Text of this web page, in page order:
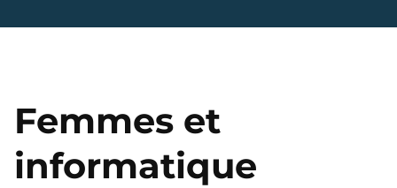
Femmes et
informatique